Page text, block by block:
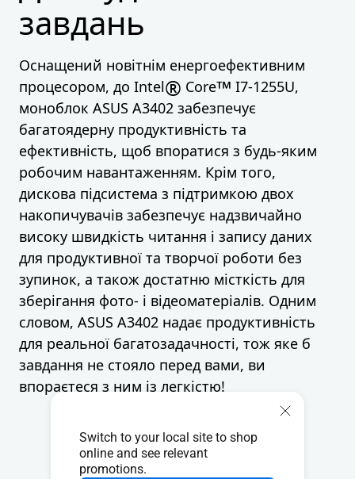
Switch to your local site to shop
online and see relevant
promotions.
завдань
Оснащений новітнім енергоефективним
процесором, до Intel® Core™ I7-1255U,
моноблок ASUS A3402 забезпечує
багатоядерну продуктивність та
ефективність, щоб впоратися з будь-яким
робочим навантаженням. Крім того,
дискова підсистема з підтримкою двох
накопичувачів забезпечує надзвичайно
високу швидкість читання і запису даних
для продуктивної та творчої роботи без
зупинок, а також достатню місткість для
зберігання фото- і відеоматеріалів. Одним
словом, ASUS A3402 надає продуктивність
для реальної багатозадачності, тож яке б
завдання не стояло перед вами, ви
впораєтеся з ним із легкістю!
Windows 11 Pro